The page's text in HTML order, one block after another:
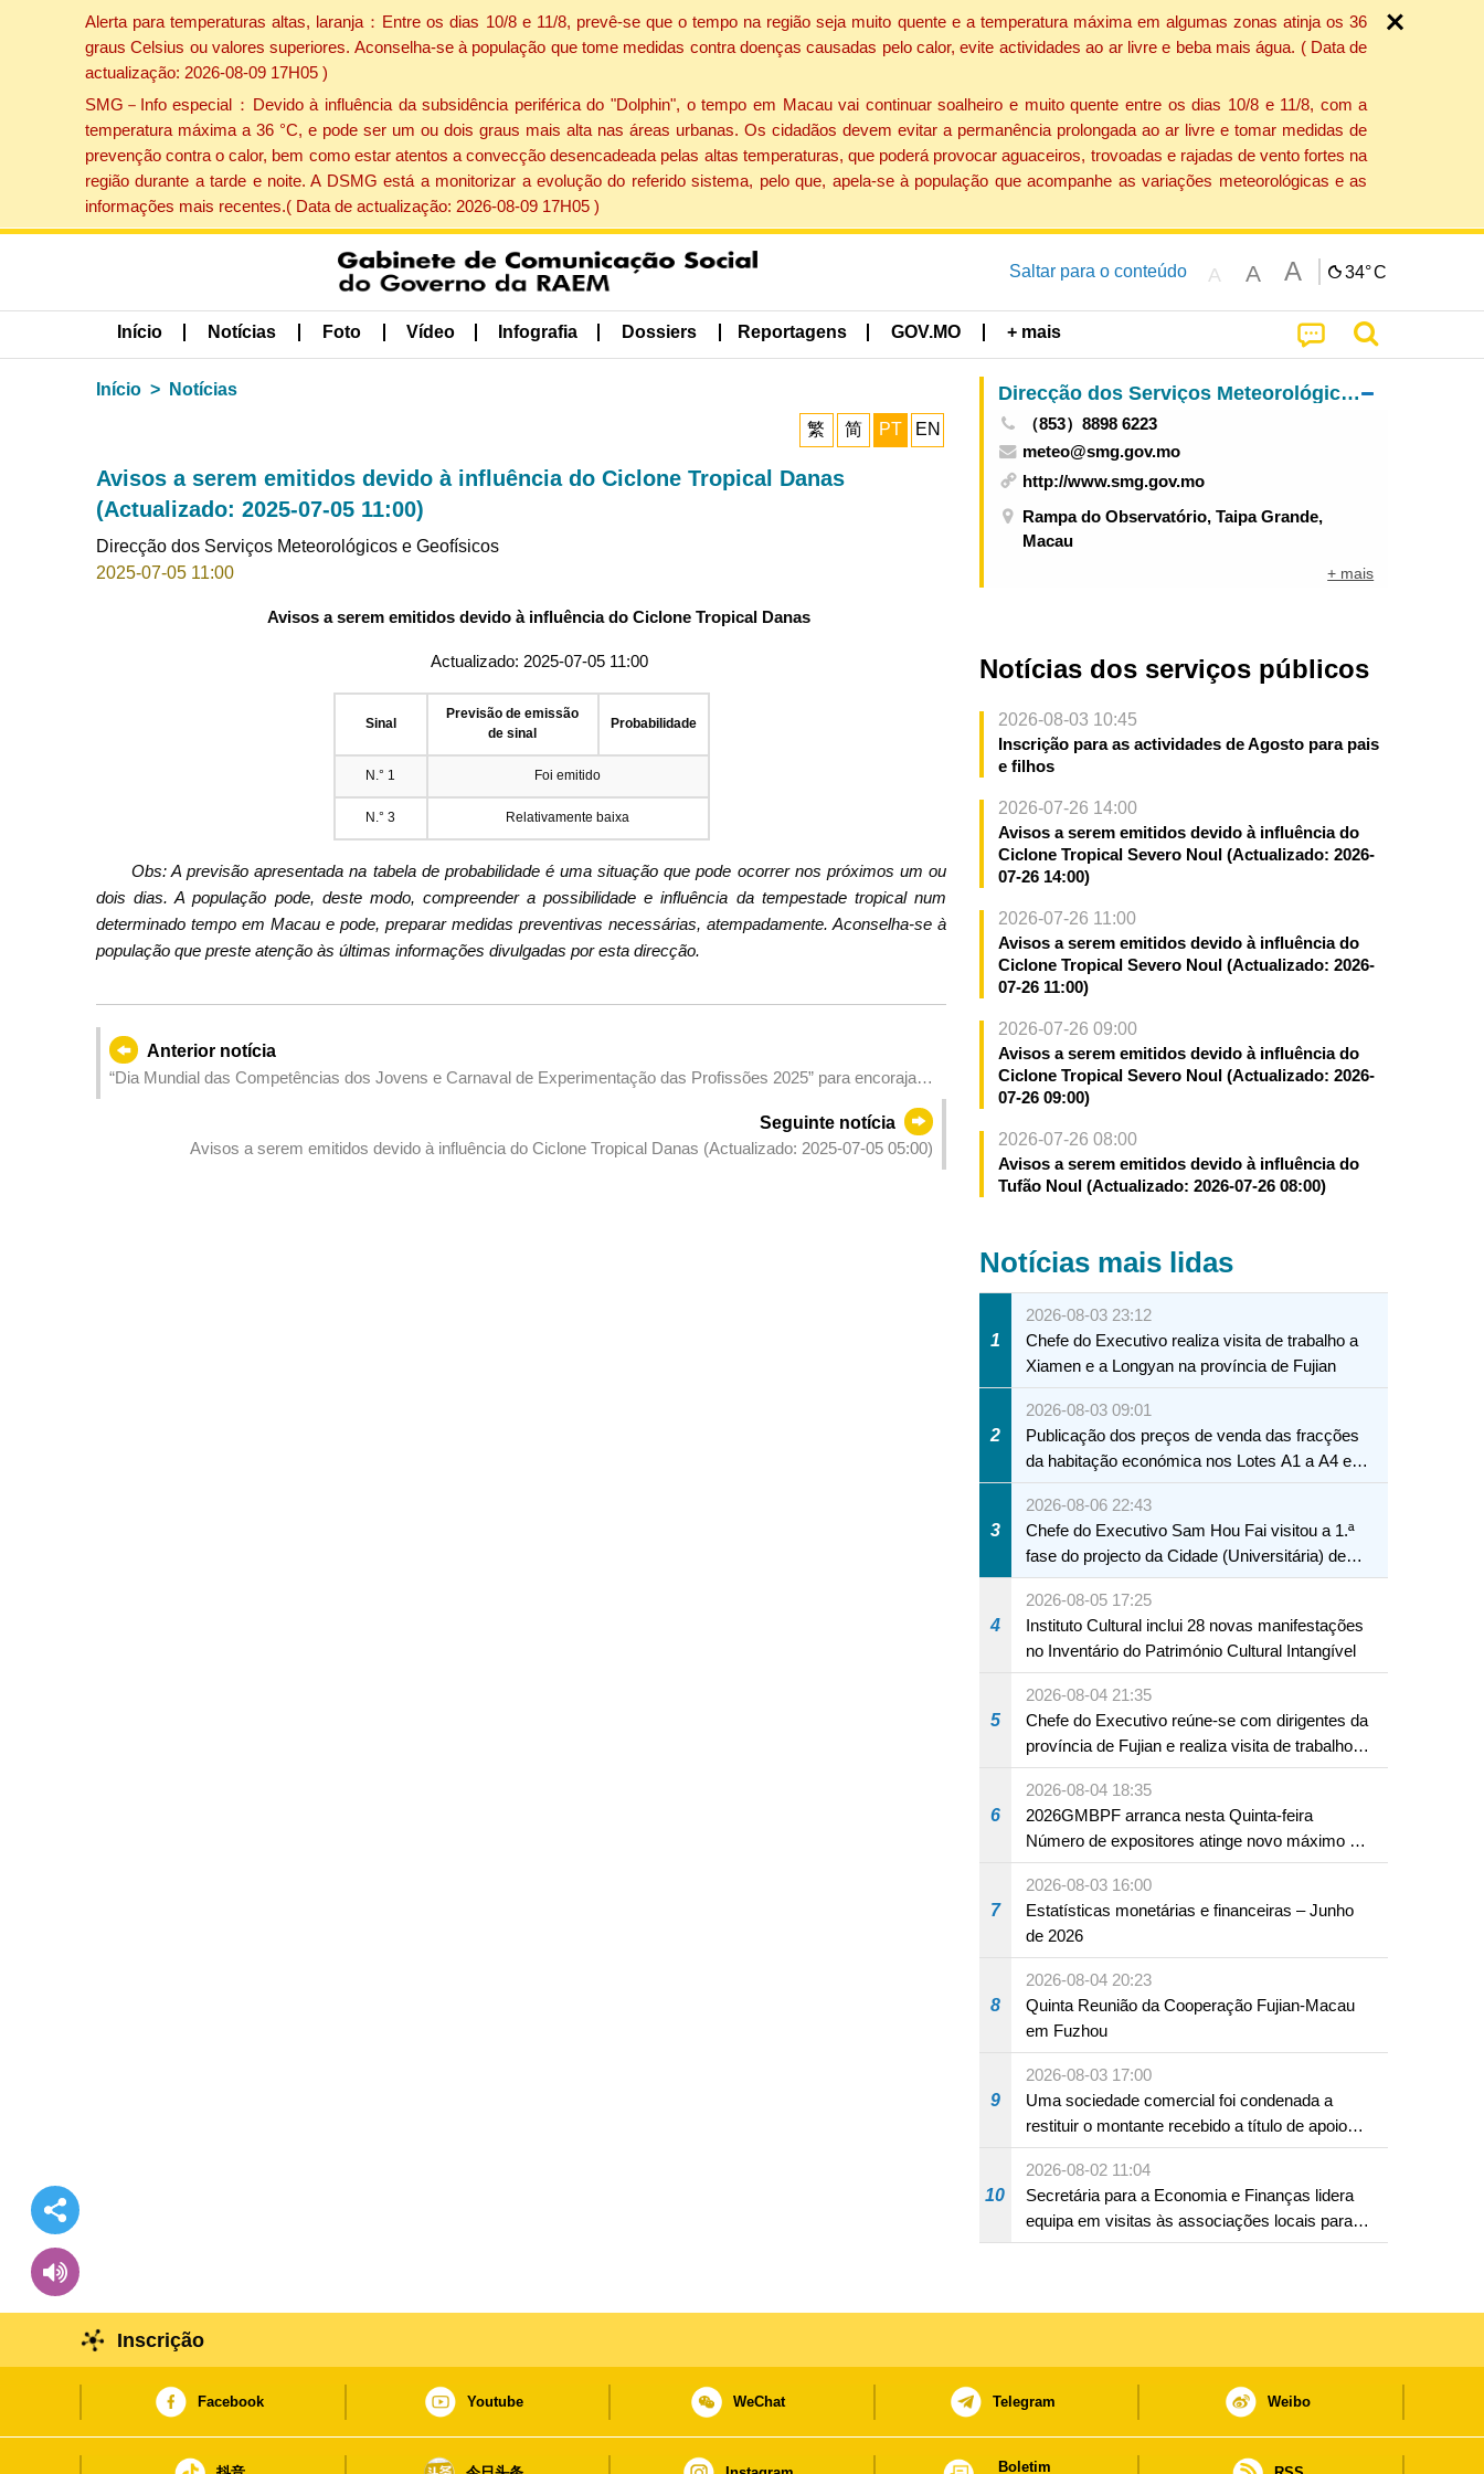
Alerta para temperaturas altas, laranja：Entre os dias 10/8 e 11/8, prevê-se que o tempo na região seja muito quente e a temperatura máxima em algumas zonas atinja os 36
graus Celsius ou valores superiores. Aconselha-se à população que tome medidas contra doenças causadas pelo calor, evite actividades ao ar livre e beba mais água. ( Data de
actualização: 2026-08-09 17H05 )
SMG－Info especial：Devido à influência da subsidência periférica do "Dolphin", o tempo em Macau vai continuar soalheiro e muito quente entre os dias 10/8 e 11/8, com a
temperatura máxima a 36 °C, e pode ser um ou dois graus mais alta nas áreas urbanas. Os cidadãos devem evitar a permanência prolongada ao ar livre e tomar medidas de
prevenção contra o calor, bem como estar atentos a convecção desencadeada pelas altas temperaturas, que poderá provocar aguaceiros, trovoadas e rajadas de vento fortes na
região durante a tarde e noite. A DSMG está a monitorizar a evolução do referido sistema, pelo que, apela-se à população que acompanhe as variações meteorológicas e as
informações mais recentes.( Data de actualização: 2026-08-09 17H05 )
Saltar para o conteúdo A A A 34°C
Início Notícias Foto Vídeo Infografia Dossiers Reportagens GOV.MO + mais
Início Notícias
繁 简 PT EN
Avisos a serem emitidos devido à influência do Ciclone Tropical Danas
(Actualizado: 2025-07-05 11:00)
Direcção dos Serviços Meteorológicos e Geofísicos
2025-07-05 11:00
Avisos a serem emitidos devido à influência do Ciclone Tropical Danas
Actualizado: 2025-07-05 11:00
Sinal
Previsão de emissão
de sinal
Probabilidade
N.° 1 Foi emitido
N.° 3 Relativamente baixa
Obs: A previsão apresentada na tabela de probabilidade é uma situação que pode ocorrer nos próximos um ou
dois dias. A população pode, deste modo, compreender a possibilidade e influência da tempestade tropical num
determinado tempo em Macau e pode, preparar medidas preventivas necessárias, atempadamente. Aconselha-se à
população que preste atenção às últimas informações divulgadas por esta direcção.
Anterior notícia
“Dia Mundial das Competências dos Jovens e Carnaval de Experimentação das Profissões 2025” para encorajar
Seguinte notícia
Avisos a serem emitidos devido à influência do Ciclone Tropical Danas (Actualizado: 2025-07-05 05:00)
Direcção dos Serviços Meteorológicos e Geofísicos
（853）8898 6223
meteo@smg.gov.mo
http://www.smg.gov.mo
Rampa do Observatório, Taipa Grande,
Macau
+ mais
Notícias dos serviços públicos
2026-08-03 10:45
Inscrição para as actividades de Agosto para pais
e filhos
2026-07-26 14:00
Avisos a serem emitidos devido à influência do
Ciclone Tropical Severo Noul (Actualizado: 2026-
07-26 14:00)
2026-07-26 11:00
Avisos a serem emitidos devido à influência do
Ciclone Tropical Severo Noul (Actualizado: 2026-
07-26 11:00)
2026-07-26 09:00
Avisos a serem emitidos devido à influência do
Ciclone Tropical Severo Noul (Actualizado: 2026-
07-26 09:00)
2026-07-26 08:00
Avisos a serem emitidos devido à influência do
Tufão Noul (Actualizado: 2026-07-26 08:00)
Notícias mais lidas
1
2026-08-03 23:12
Chefe do Executivo realiza visita de trabalho a
Xiamen e a Longyan na província de Fujian
2
2026-08-03 09:01
Publicação dos preços de venda das fracções
da habitação económica nos Lotes A1 a A4 e
A12 da Zona A dos Novos Aterros
3
2026-08-06 22:43
Chefe do Executivo Sam Hou Fai visitou a 1.ª
fase do projecto da Cidade (Universitária) de
Educação Internacional de Macau e Hengqin
4
2026-08-05 17:25
Instituto Cultural inclui 28 novas manifestações
no Inventário do Património Cultural Intangível
5
2026-08-04 21:35
Chefe do Executivo reúne-se com dirigentes da
província de Fujian e realiza visita de trabalho
em Fuzhou
6
2026-08-04 18:35
2026GMBPF arranca nesta Quinta-feira
Número de expositores atinge novo máximo em
18 anos
7
2026-08-03 16:00
Estatísticas monetárias e financeiras – Junho
de 2026
8
2026-08-04 20:23
Quinta Reunião da Cooperação Fujian-Macau
em Fuzhou
9
2026-08-03 17:00
Uma sociedade comercial foi condenada a
restituir o montante recebido a título de apoio
pecuniário para combater a epidemia de 2022,
por não ter sido provado que reunia os
requisitos para a sua atribuição
10
2026-08-02 11:04
Secretária para a Economia e Finanças lidera
equipa em visitas às associações locais para
consolidar consensos e promover os trabalhos
Inscrição
Facebook Youtube WeChat Telegram Weibo
Boletim